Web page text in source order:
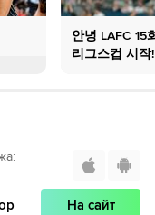
안녕 LAFC 15
리그스컵 시작!
:
На сайт